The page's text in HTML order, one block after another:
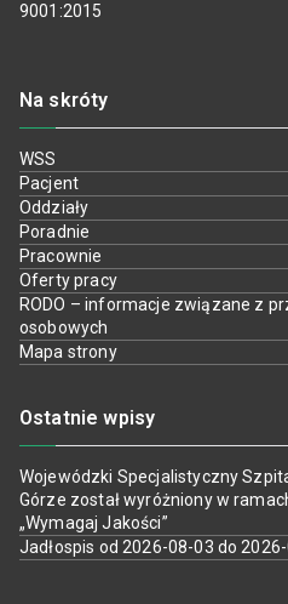
9001:2015
Na skróty
WSS
Pacjent
Oddziały
Poradnie
Pracownie
Oferty pracy
RODO – informacje związane z
osobowych
Mapa strony
Ostatnie wpisy
Wojewódzki Specjalistyczny
Górze został wyróżniony w
„Wymagaj Jakości”
Jadłospis od 2026-08-03 do